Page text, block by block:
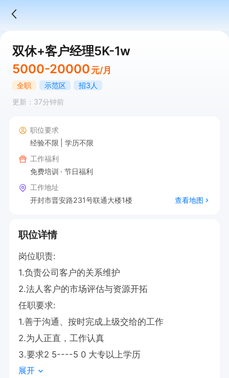
双休+客户经理5K-1w
5000-20000 元/月
全职 示范区
招3人
更新：37分钟前
职位要求
经验不限
学历不限
工作福利
免费培训
节日福利
工作地址
开封市晋安路231号联通大楼1楼
查看地图
职位详情
岗位职责:
1.负责公司客户的关系维护
2.法人客户的市场评估与资源开拓
任职要求:
1.善于沟通、按时完成上级交给的工作
2.为人正直，工作认真
3.要求2 5----5 0 大专以上学历
展开